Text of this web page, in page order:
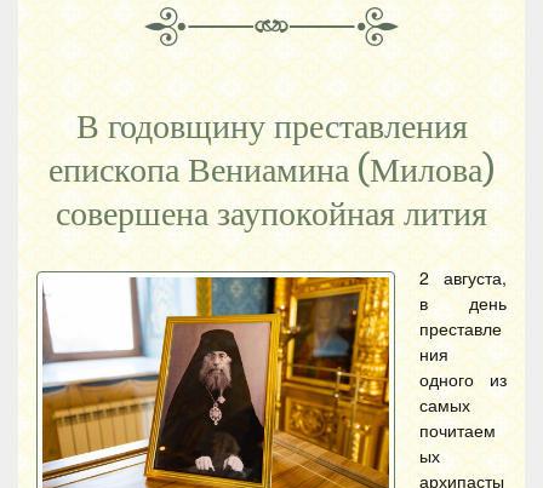
В годовщину преставления
епископа Вениамина (Милова)
совершена заупокойная лития
2 августа,
в день
преставле
ния
одного из
самых
почитаем
ых
архипасты